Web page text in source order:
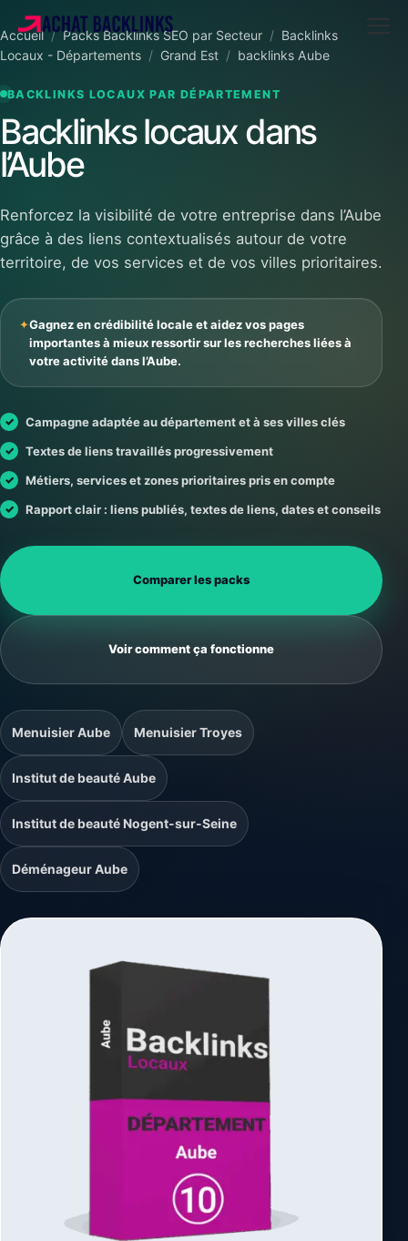
Accueil / Packs Backlinks SEO par Secteur / Backlinks
Locaux - Départements / Grand Est / backlinks Aube
BACKLINKS LOCAUX PAR DÉPARTEMENT
Backlinks locaux dans
l’Aube
Renforcez la visibilité de votre entreprise dans l’Aube
grâce à des liens contextualisés autour de votre
territoire, de vos services et de vos villes prioritaires.
✦Gagnez en crédibilité locale et aidez vos pages
importantes à mieux ressortir sur les recherches liées à
votre activité dans l’Aube.
Campagne adaptée au département et à ses villes clés
Textes de liens travaillés progressivement
Métiers, services et zones prioritaires pris en compte
Rapport clair : liens publiés, textes de liens, dates et conseils
Comparer les packs
Voir comment ça fonctionne
Menuisier Aube Menuisier Troyes
Institut de beauté Aube
Institut de beauté Nogent-sur-Seine
Déménageur Aube